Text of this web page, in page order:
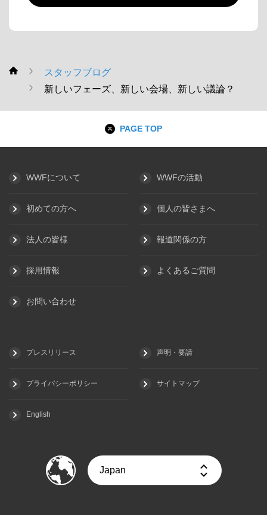
WWF
スタッフブログ
新しいフェーズ、新しい会場、新しい議論？
PAGE TOP
WWFについて WWFの活動
初めての方へ 個人の皆さまへ
法人の皆様 報道関係の方
採用情報 よくあるご質問
お問い合わせ
プレスリリース 声明・要請
プライバシーポリシー サイトマップ
English